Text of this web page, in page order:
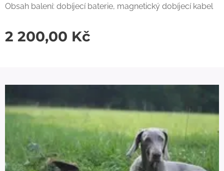
Obsah balení: dobíjecí baterie, magnetický dobíjecí kabel
2 200,00 Kč